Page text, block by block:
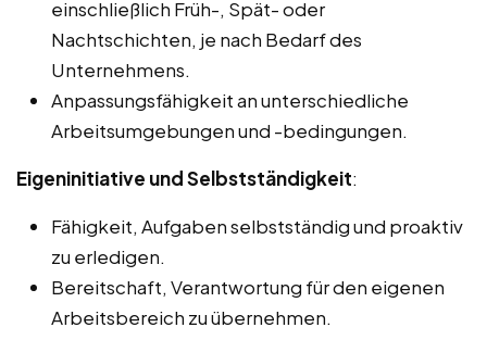
einschließlich Früh-, Spät- oder
Nachtschichten, je nach Bedarf des
Unternehmens.
Anpassungsfähigkeit an unterschiedliche
Arbeitsumgebungen und -bedingungen.
Eigeninitiative und Selbstständigkeit:
Fähigkeit, Aufgaben selbstständig und proaktiv
zu erledigen.
Bereitschaft, Verantwortung für den eigenen
Arbeitsbereich zu übernehmen.